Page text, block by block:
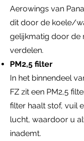
Aerowings van
dit door de koele/
gelijkmatig door de
verdelen.
PM2,5 filter
In het binnendeel
FZ zit een PM2,5
filter haalt stof, vuil
lucht, waardoor u
inademt.